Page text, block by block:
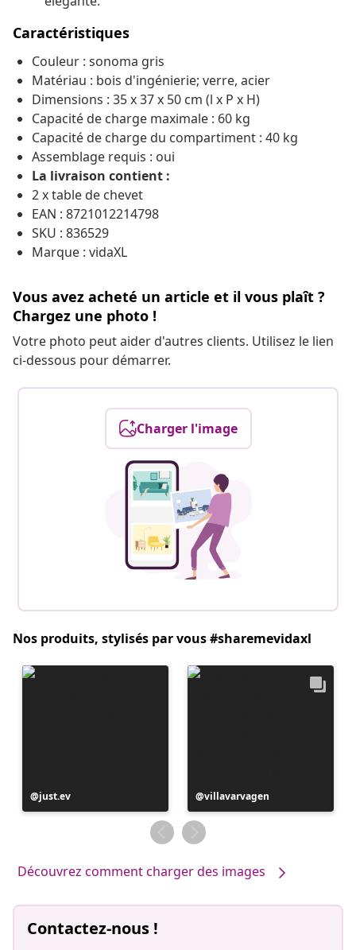
Caractéristiques
Couleur : sonoma gris
Matériau : bois d'ingénierie; verre, acier
Dimensions : 35 x 37 x 50 cm (l x P x H)
Capacité de charge maximale : 60 kg
Capacité de charge du compartiment : 40 kg
Assemblage requis : oui
La livraison contient :
2 x table de chevet
EAN : 8721012214798
SKU : 836529
Marque : vidaXL
Vous avez acheté un article et il vous plaît ?
Chargez une photo !
Votre photo peut aider d'autres clients. Utilisez le lien
ci-dessous pour démarrer.
Charger l'image
Nos produits, stylisés par vous #sharemevidaxl
Publication
publiée
just.ev
Publication
publiée
par
villavarvagen
Découvrez comment charger des images
Contactez-nous !